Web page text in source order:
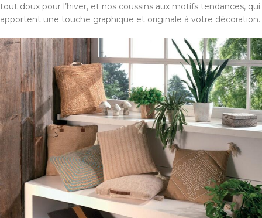
tout doux pour l’hiver, et nos coussins aux motifs tendances, qui
apportent une touche graphique et originale à votre décoration.